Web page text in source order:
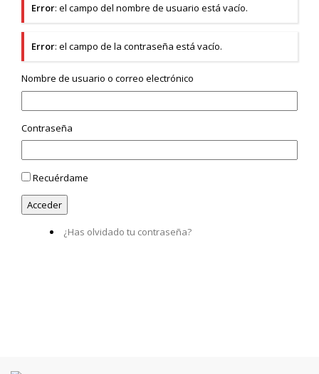
Error: el campo del nombre de usuario está vacío.
Error: el campo de la contraseña está vacío.
Nombre de usuario o correo electrónico
Contraseña
Recuérdame
¿Has olvidado tu contraseña?